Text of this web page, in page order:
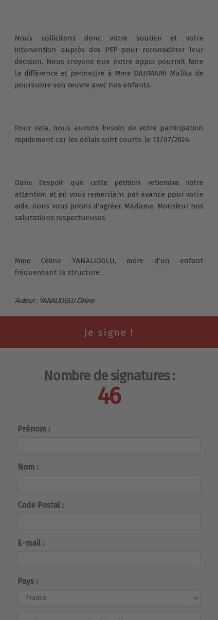
Nous sollicitons donc votre soutien et votre
intervention auprès des PEP pour reconsidérer leur
décision. Nous croyons que notre appui pourrait faire
la différence et permettre à Mme DAHMAMI Malika de
poursuivre son œuvre avec nos enfants.
Pour cela, nous aurons besoin de votre participation
rapidement car les délais sont courts: le 13/07/2024.
Dans l'espoir que cette pétition retiendra votre
attention et en vous remerciant par avance pour votre
aide, nous vous prions d'agréer, Madame, Monsieur nos
salutations respectueuses.
Mme Céline YANALIOGLU, mère d’un enfant
fréquentant la structure .
Auteur : YANALIOGLU Céline
Nombre de signatures :
46
Prénom :
Nom :
Code Postal :
E-mail :
Pays :